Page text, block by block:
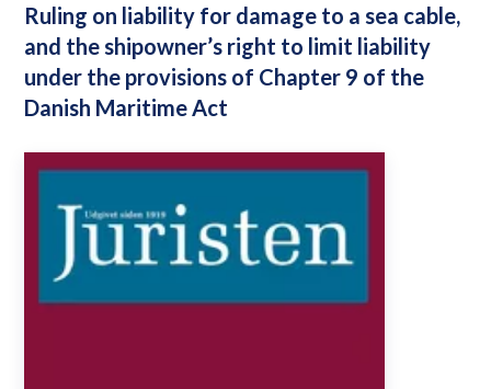
Ruling on liability for damage to a sea cable,
and the shipowner’s right to limit liability
under the provisions of Chapter 9 of the
Danish Maritime Act